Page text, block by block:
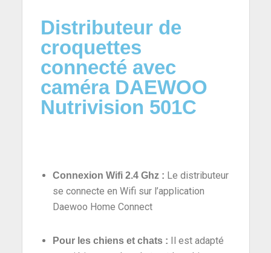
Distributeur de
croquettes
connecté avec
caméra DAEWOO
Nutrivision 501C
Connexion Wifi 2.4 Ghz : Le distributeur
se connecte en Wifi sur l’application
Daewoo Home Connect
Pour les chiens et chats : Il est adapté